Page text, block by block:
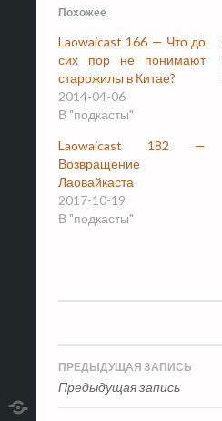
Похожее
Laowaicast 166 — Что до
сих пор не понимают
старожилы в Китае?
2014-04-06
В "подкасты"
Laowaicast 182 —
Возвращение
Лаовайкаста
2017-10-19
В "подкасты"
Навигация
по
ПРЕДЫДУЩАЯ ЗАПИСЬ
Предыдущая запись